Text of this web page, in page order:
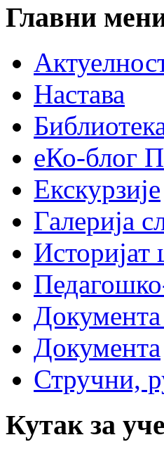
Главни
Настава
еКо-блог
Екскурзије
Галерија
Историјат
Документа
Стручни,
Кутак за